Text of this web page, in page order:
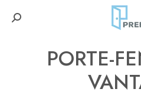
Recherche
PORTE-